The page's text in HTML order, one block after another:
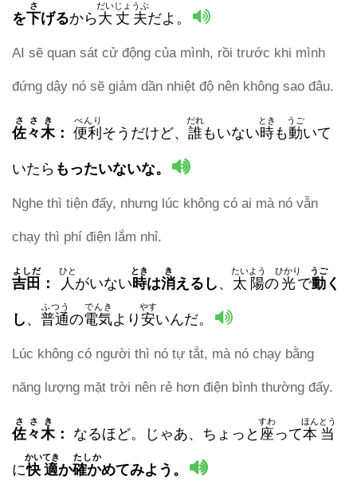
を下
さ
げるから大丈夫
だいじょうぶ
だよ。
AI sẽ quan sát cử động của mình, rồi trước khi mình
đứng dậy nó sẽ giảm dần nhiệt độ nên không sao đâu.
佐々木
ささき
： 便利
べんり
そうだけど、 誰
だれ
もいない時
とき
も動
うご
いて
いたら もったいないな。
Nghe thì tiện đấy, nhưng lúc không có ai mà nó vẫn
chạy thì phí điện lắm nhỉ.
吉田
よしだ
： 人
ひと
がいない時
とき
は消
き
えるし 、 太陽
たいよう
の光
ひかり
で動
うご
く
し 、 普通
ふつう
の電気
でんき
より 安
やす
いんだ。
Lúc không có người thì nó tự tắt, mà nó chạy bằng
năng lượng mặt trời nên rẻ hơn điện bình thường đấy.
佐々木
ささき
： なるほど。じゃあ、ちょっと 座
すわ
って本当
ほんとう
に快適
かいてき
か確か
たしか
めてみよう。